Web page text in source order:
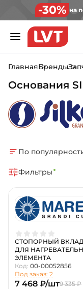
-30% на
ГлавнаяБренды
Основания
По
Фильтры
СТОПОРНЫЙ
ДЛЯ
ЭЛЕМЕНТА
Код: 00-00052856
Под заказ: 2
7 468 ₽/шт9 335 ₽